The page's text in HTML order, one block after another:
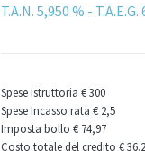
T.A.N. 5,950 % - T.A.E.G.
Spese istruttoria € 300
Spese Incasso rata € 2,5
Imposta bollo € 74,97
Costo totale del credito €